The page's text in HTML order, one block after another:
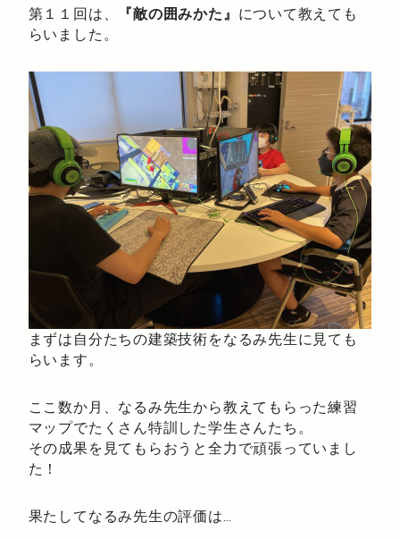
第１１回は、 『敵の囲みかた』 について教えても
らいました。
まずは自分たちの建築技術をなるみ先生に見ても
らいます。
ここ数か月、なるみ先生から教えてもらった練習
マップでたくさん特訓した学生さんたち。
その成果を見てもらおうと全力で頑張っていまし
た！
果たしてなるみ先生の評価は…